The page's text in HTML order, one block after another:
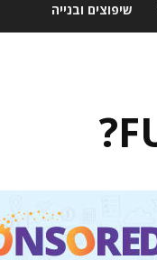
שיפוצים ובנייה